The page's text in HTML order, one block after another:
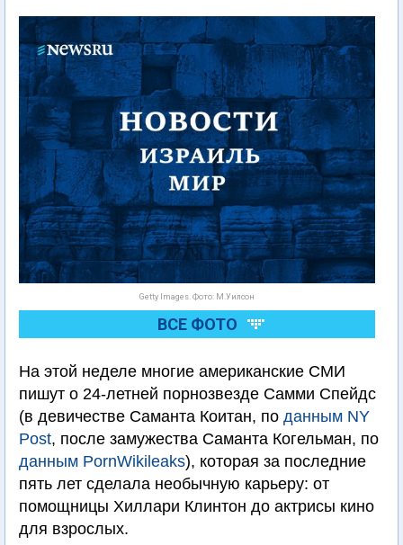
Getty Images. Фото: М.Уилсон
ВСЕ ФОТО
На этой неделе многие американские СМИ
пишут о 24-летней порнозвезде Самми Спейдс
(в девичестве Саманта Коитан, по данным NY
Post, после замужества Саманта Когельман, по
данным PornWikileaks), которая за последние
пять лет сделала необычную карьеру: от
помощницы Хиллари Клинтон до актрисы кино
для взрослых.